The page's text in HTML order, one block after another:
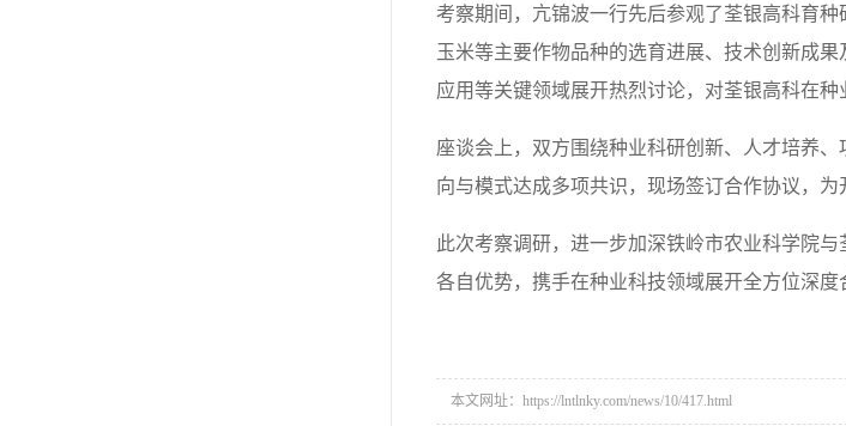
考察期间，亢锦波一行先后参观了荃银高科育
玉米等主要作物品种的选育进展、技术创新成
应用等关键领域展开热烈讨论，对荃银高科在
座谈会上，双方围绕种业科研创新、人才培养
向与模式达成多项共识，现场签订合作协议，为
此次考察调研，进一步加深铁岭市农业科学院
各自优势，携手在种业科技领域展开全方位深
本文网址：https://lntlnky.com/news/10/417.html